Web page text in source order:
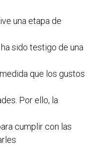
una etapa de
sido testigo de una
que los gustos
Por ello, la
cumplir con las